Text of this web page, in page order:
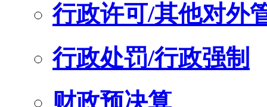
行政许可/其他对外
行政处罚/行政强制